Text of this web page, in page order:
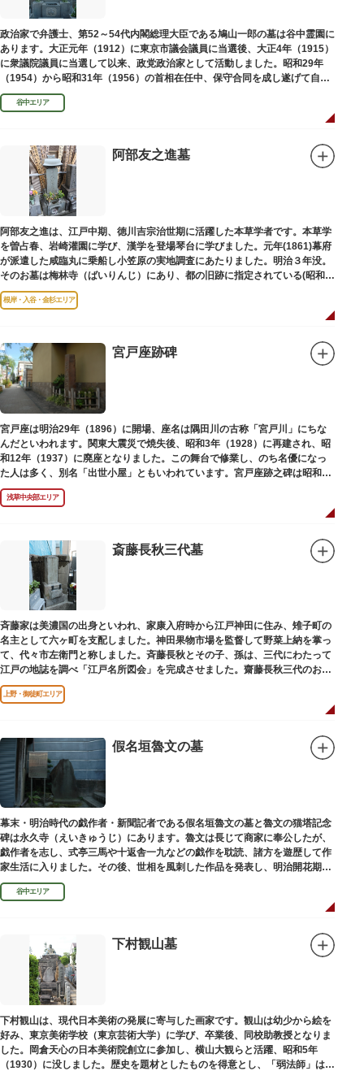
政治家で弁護士、第52～54代内閣総理大臣である鳩山一郎の墓は谷中霊園に
あります。大正元年（1912）に東京市議会議員に当選後、大正4年（1915）
に衆議院議員に当選して以来、政党政治家として活動しました。昭和29年
（1954）から昭和31年（1956）の首相在任中、保守合同を成し遂げて自由
民主党の初代総裁となり、日本とソビエト連邦の国交回復を実現しました。
谷中エリア
阿部友之進墓
阿部友之進は、江戸中期、徳川吉宗治世期に活躍した本草学者です。本草学
を曽占春、岩崎灌園に学び、漢学を登場琴台に学びました。元年(1861)幕府
が派遣した咸臨丸に乗船し小笠原の実地調査にあたりました。明治３年没。
そのお墓は梅林寺（ばいりんじ）にあり、都の旧跡に指定されている(昭和３
年指定)。
根岸・入谷・金杉エリア
宮戸座跡碑
宮戸座は明治29年（1896）に開場、座名は隅田川の古称「宮戸川」にちな
んだといわれます。関東大震災で焼失後、昭和3年（1928）に再建され、昭
和12年（1937）に廃座となりました。この舞台で修業し、のち名優になっ
た人は多く、別名「出世小屋」ともいわれています。宮戸座跡之碑は昭和53
年（1978）に建てられました。
浅草中央部エリア
斎藤長秋三代墓
斉藤家は美濃国の出身といわれ、家康入府時から江戸神田に住み、雉子町の
名主として六ヶ町を支配しました。神田果物市場を監督して野菜上納を掌っ
て、代々市左衛門と称しました。斉藤長秋とその子、孫は、三代にわたって
江戸の地誌を調べ「江戸名所図会」を完成させました。齋藤長秋三代のお墓
は法善寺（ほうぜんじ）にあります。
上野・御徒町エリア
假名垣魯文の墓
幕末・明治時代の戯作者・新聞記者である假名垣魯文の墓と魯文の猫塔記念
碑は永久寺（えいきゅうじ）にあります。魯文は長じて商家に奉公したが、
戯作者を志し、式亭三馬や十返舎一九などの戯作を耽読、諸方を遊歴して作
家生活に入りました。その後、世相を風刺した作品を発表し、明治開花期の
花形作家となりました。墓石には、聖観音を線刻した板碑がはめ込まれてい
ます。谷中エリア
下村観山墓
下村観山は、現代日本美術の発展に寄与した画家です。観山は幼少から絵を
好み、東京美術学校（東京芸術大学）に学び、卒業後、同校助教授となりま
した。岡倉天心の日本美術院創立に参加し、横山大観らと活躍、昭和5年
（1930）に没しました。歴史を題材としたものを得意とし、「弱法師」は代